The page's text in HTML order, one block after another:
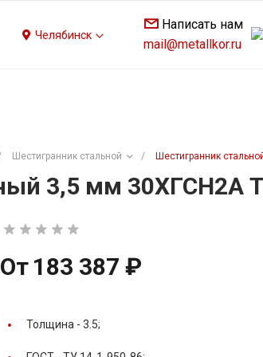
Челябинск
Написать нам
mail@metallkor.ru
Шестигранник стальной / Шестигранник
3,5 мм 30ХГСН2А
От 183 387 ₽
Толщина - 3.5;